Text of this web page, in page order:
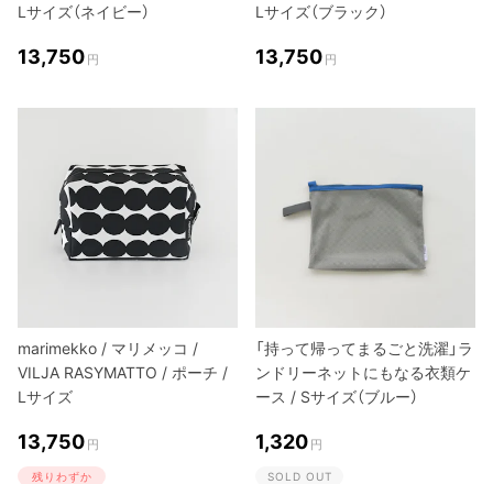
Lサイズ（ネイビー）
13,750 円
Lサイズ（ブラック）
13,750 円
marimekko / マリメッコ /
VILJA RASYMATTO / ポーチ /
Lサイズ
13,750 円
残りわずか
「持って帰ってまるごと洗濯」ラ
ンドリーネットにもなる衣類ケ
ース / Sサイズ（ブルー）
1,320 円
SOLD OUT